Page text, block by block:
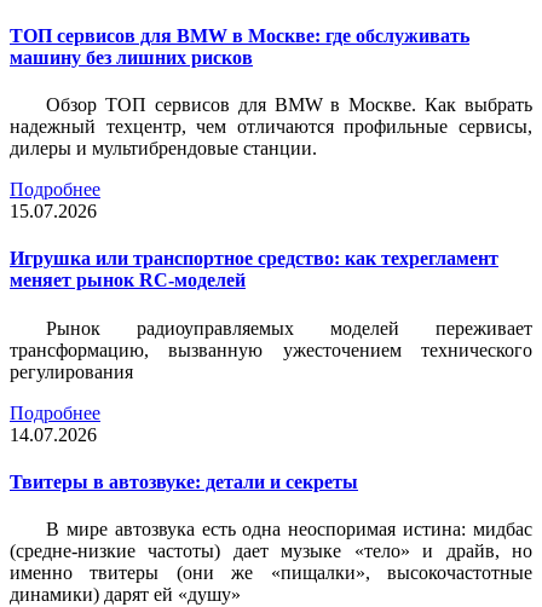
ТОП сервисов для BMW в Москве: где обслуживать
машину без лишних рисков
Обзор ТОП сервисов для BMW в Москве. Как выбрать
надежный техцентр, чем отличаются профильные сервисы,
дилеры и мультибрендовые станции.
Подробнее
15.07.2026
Игрушка или транспортное средство: как техрегламент
меняет рынок RC-моделей
Рынок радиоуправляемых моделей переживает
трансформацию, вызванную ужесточением технического
регулирования
Подробнее
14.07.2026
Твитеры в автозвуке: детали и секреты
В мире автозвука есть одна неоспоримая истина: мидбас
(средне-низкие частоты) дает музыке «тело» и драйв, но
именно твитеры (они же «пищалки», высокочастотные
динамики) дарят ей «душу»